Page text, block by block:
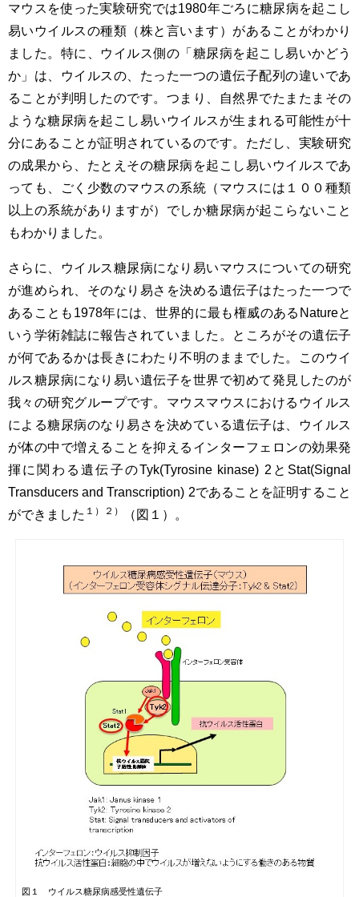
マウスを使った実験研究では1980年ごろに糖尿病を起こし
易いウイルスの種類（株と言います）があることがわかり
ました。特に、ウイルス側の「糖尿病を起こし易いかどう
か」は、ウイルスの、たった一つの遺伝子配列の違いであ
ることが判明したのです。つまり、自然界でたまたまその
ような糖尿病を起こし易いウイルスが生まれる可能性が十
分にあることが証明されているのです。ただし、実験研究
の成果から、たとえその糖尿病を起こし易いウイルスであ
っても、ごく少数のマウスの系統（マウスには１００種類
以上の系統がありますが）でしか糖尿病が起こらないこと
もわかりました。
さらに、ウイルス糖尿病になり易いマウスについての研究
が進められ、そのなり易さを決める遺伝子はたった一つで
あることも1978年には、世界的に最も権威のあるNatureと
いう学術雑誌に報告されていました。ところがその遺伝子
が何であるかは長きにわたり不明のままでした。このウイ
ルス糖尿病になり易い遺伝子を世界で初めて発見したのが
我々の研究グループです。マウスマウスにおけるウイルス
による糖尿病のなり易さを決めている遺伝子は、ウイルス
が体の中で増えることを抑えるインターフェロンの効果発
揮に関わる遺伝子のTyk(Tyrosine kinase) 2とStat(Signal
Transducers and Transcription) 2であることを証明すること
ができました １）２） （図１）。
図１ ウイルス糖尿病感受性遺伝子